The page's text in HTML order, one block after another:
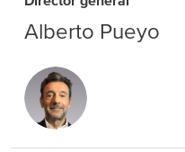
Alberto Pueyo